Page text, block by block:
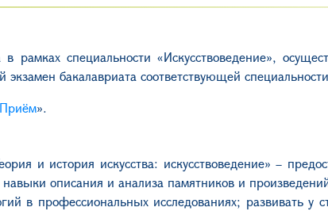
специальности «Искусствоведение»,
бакалавриата соответствующей
Приём».
и история искусства: искусствоведение» –
описания и анализа памятников и
в профессиональных исследованиях; развивать у